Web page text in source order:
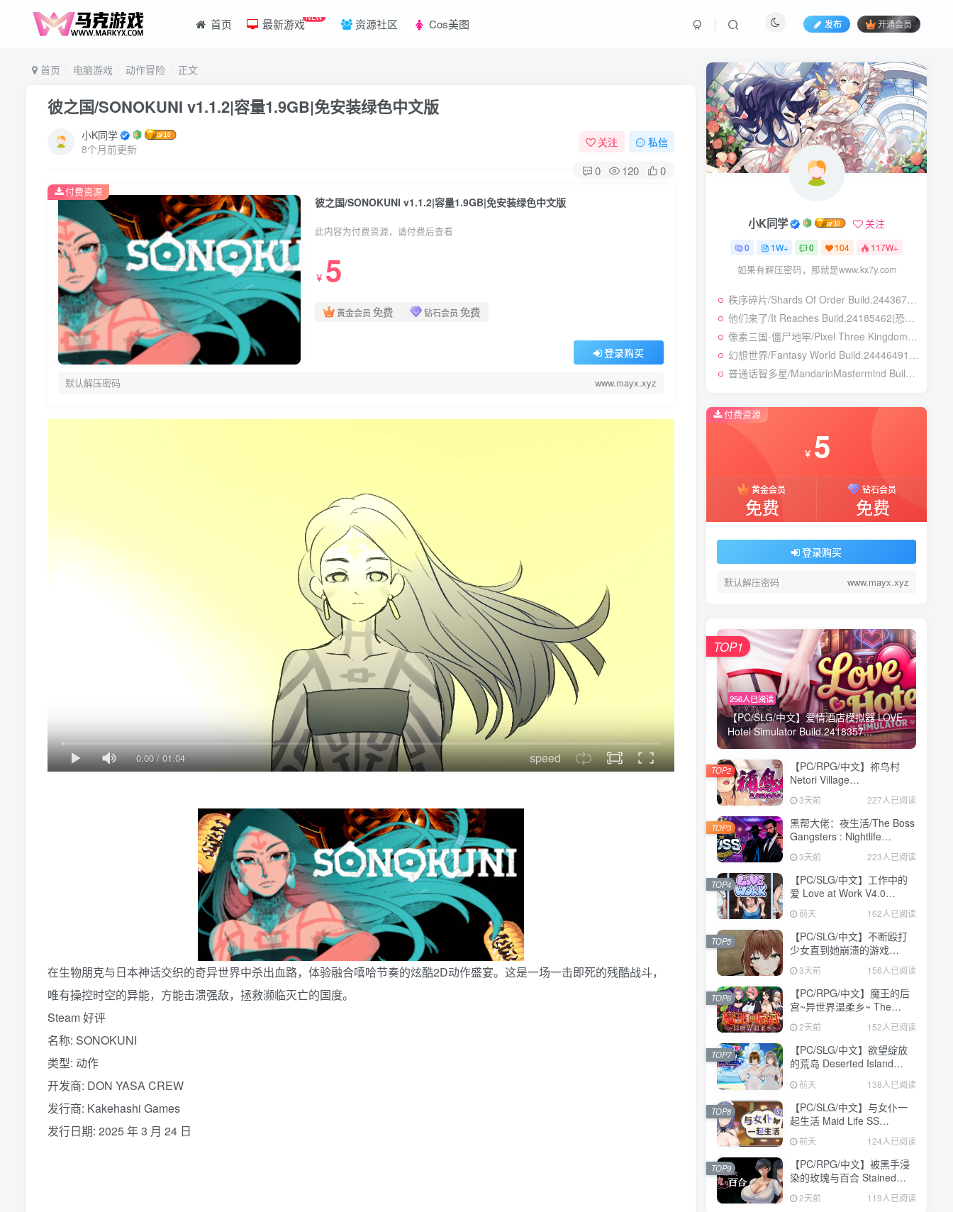
首页 最新游戏NEW 资源社区 Cos美图 发布 开通会员
首页 电脑游戏 动作冒险 正文
彼之国/SONOKUNI v1.1.2|容量1.9GB|免安装绿色中文版
小K同学
8个月前更新
关注 私信
0 120 0
彼之国/SONOKUNI v1.1.2|容量1.9GB|免安装绿色中文版
此内容为付费资源，请付费后查看
￥ 5
黄金会员 免费 钻石会员 免费
登录购买
默认解压密码 www.mayx.xyz
付费资源
0:00/01:04 speed
在生物朋克与日本神话交织的奇异世界中杀出血路，体验融合嘻哈节奏的炫酷2D动作盛宴。这是一场一击即死的残酷战斗，
唯有操控时空的异能，方能击溃强敌，拯救濒临灭亡的国度。
Steam 好评
名称: SONOKUNI
类型: 动作
开发商: DON YASA CREW
发行商: Kakehashi Games
发行日期: 2025 年 3 月 24 日
小K同学 关注
0 1W+ 0 104 117W+
如果有解压密码，那就是www.kx7y.com
秩序碎片/Shards Of Order Build.24436710|角色扮演|容量2.9GB|免安装绿色中文版
他们来了/It Reaches Build.24185462|恐怖冒险|容量5GB|免安装绿色中文版
像素三国-僵尸地牢/Pixel Three Kingdoms: Zombie Dungeon Build.24007867|动作冒险|容量354B|免安装绿色中文版
幻想世界/Fantasy World Build.24446491|策略战棋|容量3.8GB|免安装绿色中文版
普通话智多星/MandarinMastermind Build.24053068|动作冒险|容量5.5GB|免安装绿色中文版
付费资源
￥ 5
黄金会员
免费
钻石会员
免费
登录购买
默认解压密码 www.mayx.xyz
256人已阅读
【PC/SLG/中文】爱情酒店模拟器 LOVE
Hotel Simulator Build.2418357...
TOP1
【PC/RPG/中文】祢鸟村
Netori Village
Build.24194835 STEAM官
方中文版【540MB】
3天前 227人已阅读
TOP2
黑帮大佬：夜生活/The Boss
Gangsters : Nightlife
Build.21376939|模拟经营|容
量8.4GB|免安装绿色中文版
3天前 223人已阅读
TOP3
【PC/SLG/中文】工作中的
爱 Love at Work V4.0
STEAM官方中文版
【3.1GB】
前天 162人已阅读
TOP4
【PC/SLG/中文】不断殴打
少女直到她崩溃的游戏
V1.0.0 汉化版【473MB】
3天前 156人已阅读
TOP5
【PC/RPG/中文】魔王的后
宫~异世界温柔乡~ The
Demon King: Harem
Build.24371582 STEAM官
方中文版【1.6GB】
2天前 152人已阅读
TOP6
【PC/SLG/中文】欲望绽放
的荒岛 Deserted Island
Where Desire Blossoms
V1.03 STEAM官方中文版
【1.1GB】
前天 138人已阅读
TOP7
【PC/SLG/中文】与女仆一
起生活 Maid Life SS
Build.24377103 STEAM官
方中文版【598MB】
前天 124人已阅读
TOP8
【PC/RPG/中文】被黑手浸
染的玫瑰与百合 Stained
Roses & Lilies
Build.24334183 STEAM官
2天前 119人已阅读
TOP9